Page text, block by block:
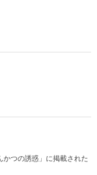
つの誘惑」に掲載された